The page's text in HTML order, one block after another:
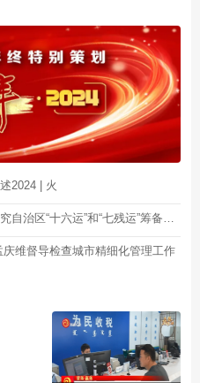
2024 | 火
陈之常主持召开市委书记专题会 研究自治区“十六运”和“七残运”筹备工作
维督导检查城市精细化管理工作